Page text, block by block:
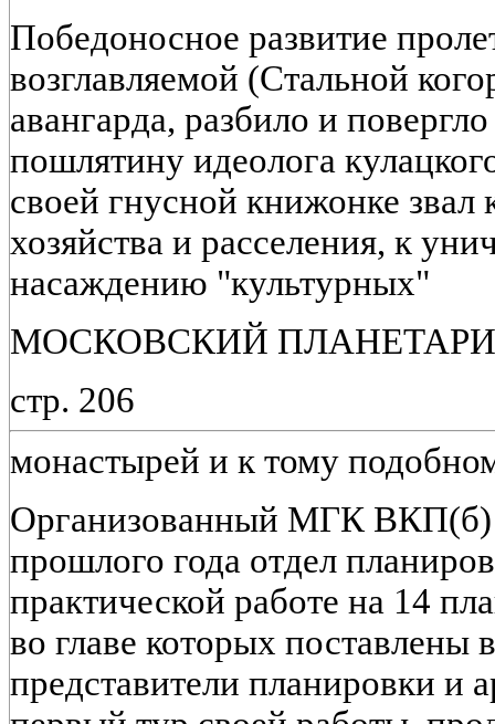
Победоносное развитие
возглавляемой (Стальной
авангарда, разбило и
пошлятину идеолога
своей гнусной книжонке звал
хозяйства и расселения, к
насаждению "культурных"
МОСКОВСКИЙ
стр. 206
монастырей и к тому
Организованный МГК ВКП(б)
прошлого года отдел
практической работе на 14
во главе которых
представители планировки и